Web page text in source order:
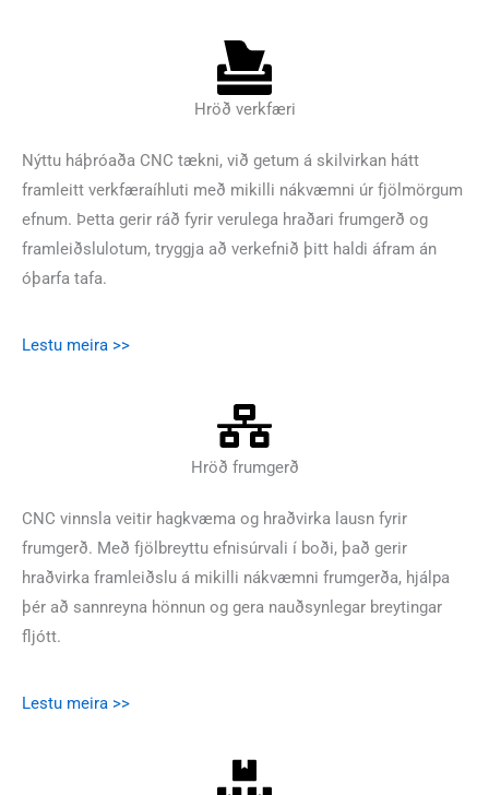
Hröð verkfæri
Nýttu háþróaða CNC tækni, við getum á skilvirkan hátt
framleitt verkfæraíhluti með mikilli nákvæmni úr fjölmörgum
efnum. Þetta gerir ráð fyrir verulega hraðari frumgerð og
framleiðslulotum, tryggja að verkefnið þitt haldi áfram án
óþarfa tafa.
Lestu meira >>
Hröð frumgerð
CNC vinnsla veitir hagkvæma og hraðvirka lausn fyrir
frumgerð. Með fjölbreyttu efnisúrvali í boði, það gerir
hraðvirka framleiðslu á mikilli nákvæmni frumgerða, hjálpa
þér að sannreyna hönnun og gera nauðsynlegar breytingar
fljótt.
Lestu meira >>